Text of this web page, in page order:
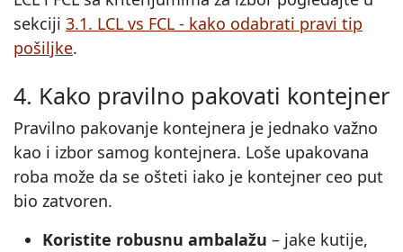
sekciji 3.1. LCL vs FCL - kako odabrati pravi tip
pošiljke.
4. Kako pravilno pakovati kontejner
Pravilno pakovanje kontejnera je jednako važno
kao i izbor samog kontejnera. Loše upakovana
roba može da se ošteti iako je kontejner ceo put
bio zatvoren.
Koristite robusnu ambalažu – jake kutije,